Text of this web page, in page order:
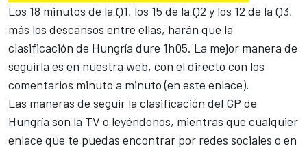
Los 18 minutos de la Q1, los 15 de la Q2 y los 12 de la Q3,
más los descansos entre ellas, harán que la
clasificación de Hungría dure 1h05. La mejor manera de
seguirla es en nuestra web, con el directo con los
comentarios minuto a minuto (en este enlace).
Las maneras de seguir la clasificación del GP de
Hungría son la TV o leyéndonos, mientras que cualquier
enlace que te puedas encontrar por redes sociales o en